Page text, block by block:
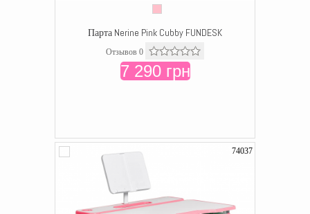
Парта Nerine Pink Cubby FUNDESK
Отзывов 0
7 290 грн
74037